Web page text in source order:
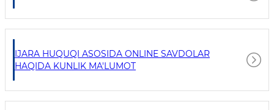
IJARA HUQUQI ASOSIDA ONLINE SAVDOLAR
HAQIDA KUNLIK MA'LUMOT